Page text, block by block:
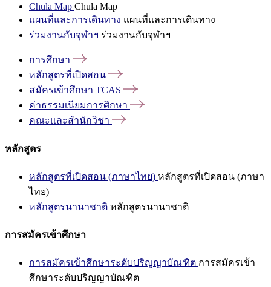
Chula Map Chula Map
แผนที่และการเดินทาง แผนที่และการเดินทาง
ร่วมงานกับจุฬาฯ ร่วมงานกับจุฬาฯ
การศึกษา
หลักสูตรที่เปิดสอน
สมัครเข้าศึกษา TCAS
ค่าธรรมเนียมการศึกษา
คณะและสำนักวิชา
หลักสูตร
หลักสูตรที่เปิดสอน (ภาษาไทย) หลักสูตรที่เปิดสอน (ภาษา
ไทย)
หลักสูตรนานาชาติ หลักสูตรนานาชาติ
การสมัครเข้าศึกษา
การสมัครเข้าศึกษาระดับปริญญาบัณฑิต การสมัครเข้า
ศึกษาระดับปริญญาบัณฑิต